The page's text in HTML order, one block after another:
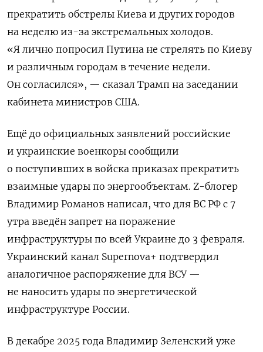
прекратить обстрелы Киева и других городов
на неделю из-за экстремальных холодов.
«Я лично попросил Путина не стрелять по Киеву
и различным городам в течение недели.
Он согласился», — сказал Трамп на заседании
кабинета министров США.
Ещё до официальных заявлений российские
и украинские военкоры сообщили
о поступивших в войска приказах прекратить
взаимные удары по энергообъектам. Z-блогер
Владимир Романов написал, что для ВС РФ с 7
утра введён запрет на поражение
инфраструктуры по всей Украине до 3 февраля.
Украинский канал Supernova+ подтвердил
аналогичное распоряжение для ВСУ —
не наносить удары по энергетической
инфраструктуре России.
В декабре 2025 года Владимир Зеленский уже